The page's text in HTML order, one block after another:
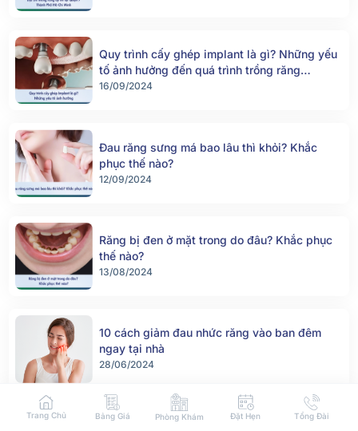
Quy trình cấy ghép implant là gì? Những yếu
tố ảnh hưởng đến quá trình trồng răng
implant
16/09/2024
Đau răng sưng má bao lâu thì khỏi? Khắc
phục thế nào?
12/09/2024
Răng bị đen ở mặt trong do đâu? Khắc phục
thế nào?
13/08/2024
10 cách giảm đau nhức răng vào ban đêm
ngay tại nhà
28/06/2024
Có nên niềng răng không? 8 điều cần biết
Trang Chủ Bảng Giá Phòng Khám Đặt Hẹn Tổng Đài